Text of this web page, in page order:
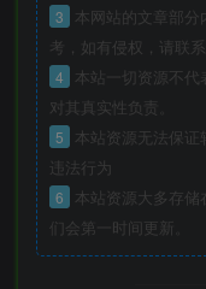
3
本网站的文章部
考，如有侵权，请联
4
本站一切资源不代
对其真实性负责。
5
本站资源无法保
违法行为
6
本站资源大多存
们会第一时间更新。